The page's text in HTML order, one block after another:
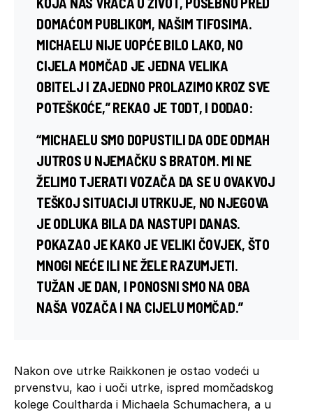
DOMAĆOM PUBLIKOM, NAŠIM TIFOSIMA.
MICHAELU NIJE UOPĆE BILO LAKO, NO
CIJELA MOMČAD JE JEDNA VELIKA
OBITELJ I ZAJEDNO PROLAZIMO KROZ SVE
POTEŠKOĆE,” REKAO JE TODT, I DODAO:
“MICHAELU SMO DOPUSTILI DA ODE ODMAH
JUTROS U NJEMAČKU S BRATOM. MI NE
ŽELIMO TJERATI VOZAČA DA SE U OVAKVOJ
TEŠKOJ SITUACIJI UTRKUJE, NO NJEGOVA
JE ODLUKA BILA DA NASTUPI DANAS.
POKAZAO JE KAKO JE VELIKI ČOVJEK, ŠTO
MNOGI NEĆE ILI NE ŽELE RAZUMJETI.
TUŽAN JE DAN, I PONOSNI SMO NA OBA
NAŠA VOZAČA I NA CIJELU MOMČAD.”
Nakon ove utrke Raikkonen je ostao vodeći u
prvenstvu, kao i uoči utrke, ispred momčadskog
kolege Coultharda i Michaela Schumachera, a u